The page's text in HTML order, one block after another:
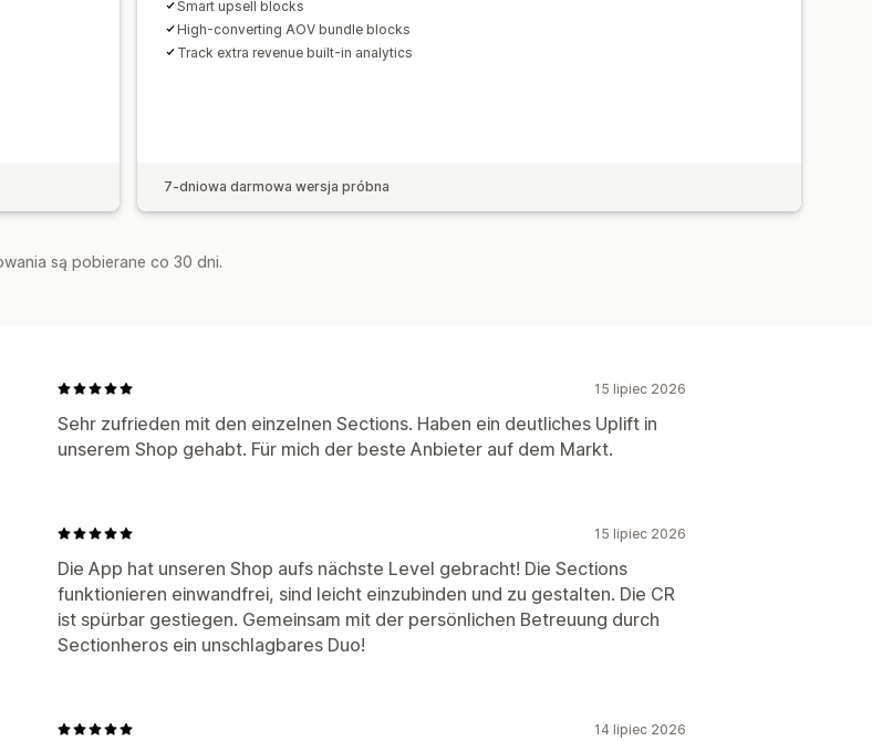
Smart upsell blocks
High-converting AOV bundle blocks
Track extra revenue built-in analytics
7-dniowa darmowa wersja próbna
są pobierane co 30 dni.
15 lipiec 2026
Sehr zufrieden mit den einzelnen Sections. Haben ein deutliches Uplift in
unserem Shop gehabt. Für mich der beste Anbieter auf dem Markt.
15 lipiec 2026
Die App hat unseren Shop aufs nächste Level gebracht! Die Sections
funktionieren einwandfrei, sind leicht einzubinden und zu gestalten. Die CR
ist spürbar gestiegen. Gemeinsam mit der persönlichen Betreuung durch
Sectionheros ein unschlagbares Duo!
14 lipiec 2026